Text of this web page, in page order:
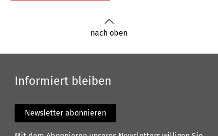
nach oben
Informiert bleiben
Newsletter abonnieren